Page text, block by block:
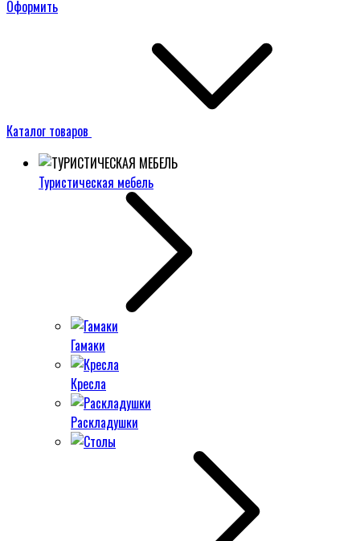
Оформить
Каталог товаров
Туристическая мебель
Гамаки
Кресла
Раскладушки